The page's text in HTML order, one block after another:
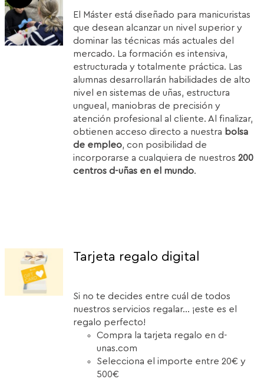
original
era:
1.850,00€.
actual
es:
1.399,00€.
El Máster está diseñado para manicuristas
que desean alcanzar un nivel superior y
dominar las técnicas más actuales del
mercado. La formación es intensiva,
estructurada y totalmente práctica. Las
alumnas desarrollarán habilidades de alto
nivel en sistemas de uñas, estructura
ungueal, maniobras de precisión y
atención profesional al cliente. Al finalizar,
obtienen acceso directo a nuestra bolsa
de empleo, con posibilidad de
incorporarse a cualquiera de nuestros200
centros d-uñas en el mundo.
Tarjeta regalo digital
Si no te decides entre cuál de todos
nuestros servicios regalar... ¡este es el
regalo perfecto!
Compra la tarjeta regalo en d-
unas.com
Selecciona el importe entre 20€ y
500€